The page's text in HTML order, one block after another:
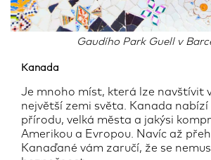
Gaudího Park Guell v
Kanada
Je mnoho míst, která lze navštívit
největší zemi světa. Kanada
přírodu, velká města a jakýsi
Amerikou a Evropou. Navíc až
Kanaďané vám zaručí, že se